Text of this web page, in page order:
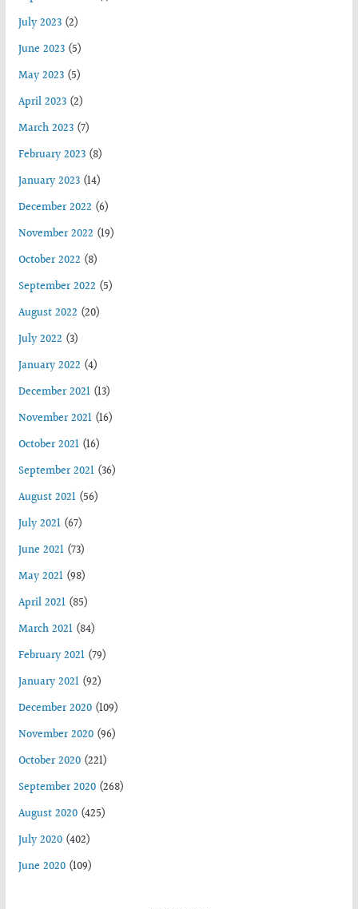
July 2023(2)
June 2023(5)
May 2023(5)
April 2023(2)
March 2023(7)
February 2023(8)
January 2023(14)
December 2022 (6)
November 2022 (19)
October 2022 (8)
September 2022 (5)
August 2022 (20)
July 2022 (3)
January 2022 (4)
December 2021(13)
November 2021(16)
October 2021(16)
September 2021(36)
August 2021(56)
July 2021(67)
June 2021(73)
May 2021(98)
April 2021(85)
March 2021(84)
February 2021(79)
January 2021(92)
December 2020(109)
November 2020(96)
October 2020(221)
September 2020(268)
August 2020(425)
July 2020(402)
June 2020(109)